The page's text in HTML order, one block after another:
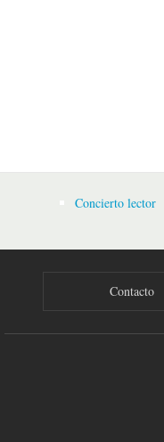
Concierto lector
Contacto